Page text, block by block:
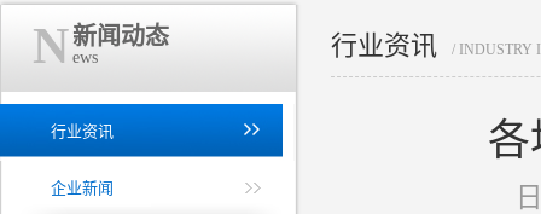
N新闻动态
ews
行业资讯
企业新闻
行业资讯 / INDUSTRY